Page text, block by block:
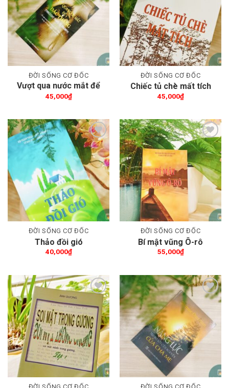
ĐỜI SỐNG CƠ ĐỐC
Vượt qua nước mắt để
đắc thắng
45,000₫
ĐỜI SỐNG CƠ ĐỐC
Chiếc tủ chè mất tích
45,000₫
Thêm wishlist
ĐỜI SỐNG CƠ ĐỐC
Thảo đồi gió
40,000₫
Thêm wishlist
ĐỜI SỐNG CƠ ĐỐC
Bí mật vũng Ô-rô
55,000₫
Thêm wishlist Thêm wishlist